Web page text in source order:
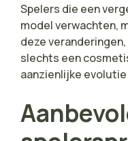
Spelers die een
model verwachten,
deze
slechts een
aanzienlijke